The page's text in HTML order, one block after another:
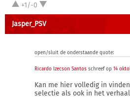
+1/-0
Jasper_PSV
open/sluit de onderstaande quote:
Ricardo Izecson Santosschreef op 14
Kan me hier volledig in
selectie als ook in het